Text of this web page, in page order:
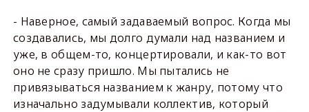
- Наверное, самый задаваемый вопрос. Когда мы
создавались, мы долго думали над названием и
уже, в общем-то, концертировали, и как-то вот
оно не сразу пришло. Мы пытались не
привязываться названием к жанру, потому что
изначально задумывали коллектив, который